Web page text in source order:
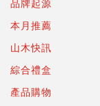
品牌起源
本月推薦
山木快訊
綜合禮盒
產品購物